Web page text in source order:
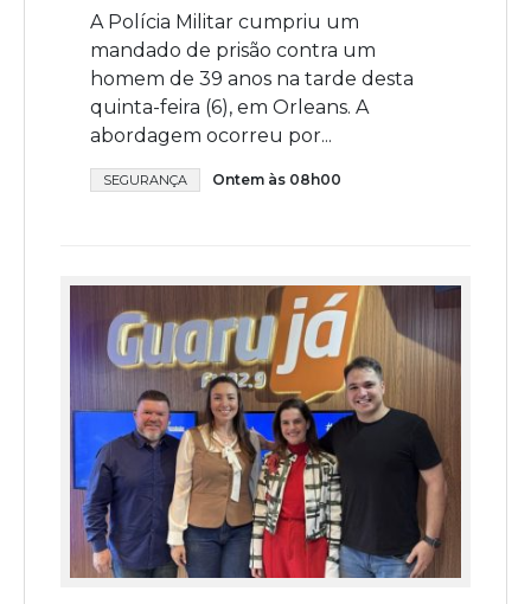
A Polícia Militar cumpriu um
mandado de prisão contra um
homem de 39 anos na tarde desta
quinta-feira (6), em Orleans. A
abordagem ocorreu por...
SEGURANÇA Ontem às 08h00